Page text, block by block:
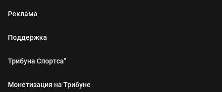
Реклама
Поддержка
Трибуна Спортса"
Монетизация на Трибуне